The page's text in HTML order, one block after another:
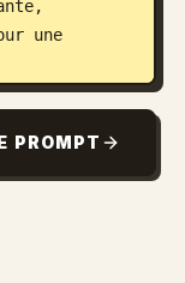
une
de
plage
PROMPT